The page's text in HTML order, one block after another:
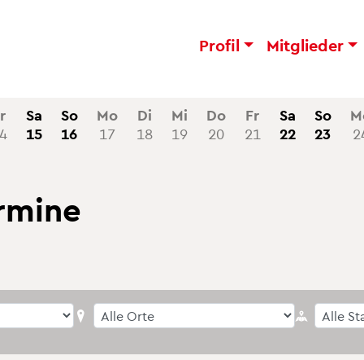
Pro­fil Mit­glie­der
Sa
15
So
16
Mo
17
Di
18
Mi
19
Do
20
Fr
21
Sa
22
So
23